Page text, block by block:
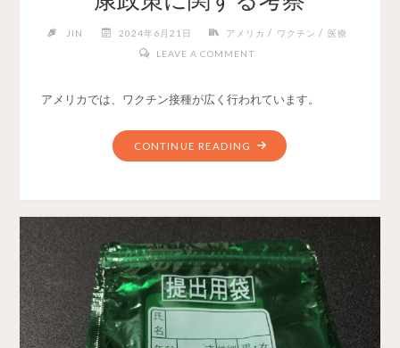
JIN 2024年6月21日 アメリカ / ワクチン / 医療
LEAVE A COMMENT
アメリカでは、ワクチン接種が広く行われています。
CONTINUE READING